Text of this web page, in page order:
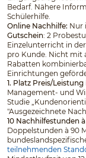
Bedarf. Nähere
Schülerhilfe.
Online Nachhilfe: Nur
Gutschein: 2
Einzelunterricht in
pro Kunde. Nicht mit
Rabatten
Einrichtungen
1. Platz Preis/
Management- und
Studie
"Ausgezeichnete
10 Nachhilfestunden
Doppelstunden à 90
teilnehmenden